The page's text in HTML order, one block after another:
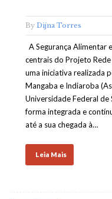
By Dijna Torres
A Segurança Alimentar
centrais do Projeto
uma iniciativa realizada
Mangaba e Indiaroba
Universidade Federal de
forma integrada e
até a sua chegada à…
Leia Mais